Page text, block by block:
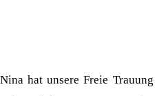
Nina hat unsere Freie